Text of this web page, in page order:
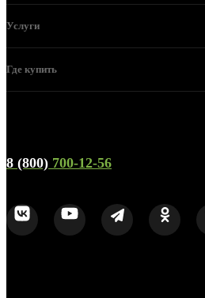
Услуги
Где купить
8 (800) 700-12-56